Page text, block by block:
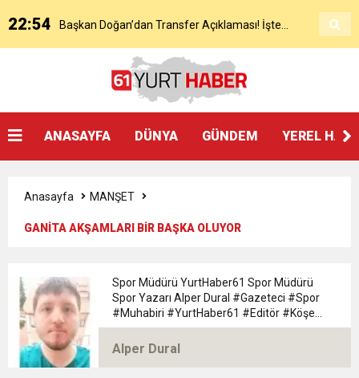
KAP’a Bildirdi
22:54 Başkan Doğan’dan Transfer Açıklaması! İşte
Mohamed Salah’ın Trabzon’da İlk Sözleri!
Bildirdi
20:05 Trabzonspor Muhammed Salah Transferini
Tamamladı
9:50 MGD’DEN ANITKABİR’E ANLAMLI ZİYARET
ANASAYFA DÜNYA GÜNDEM YEREL
Anasayfa MANŞET
GANİTA AKŞAMLARI BİR BAŞKA OLUYOR
Spor Müdürü YurtHaber61 Spor Müdürü
Spor Yazarı Alper Dural #Gazeteci #Spor
#Muhabiri #YurtHaber61 #Editör #Köşe
#Yazarı Trabzon Bölgesi 61yurthaber Spor
Müdürü spor Yazarı Alper Dural
Alper Dural